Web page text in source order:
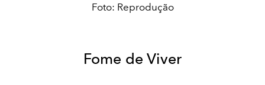
Foto: Reprodução
Fome de Viver